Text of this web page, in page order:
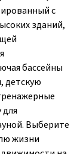
с
зданий,
бассейны
детскую
Выберите
жизни